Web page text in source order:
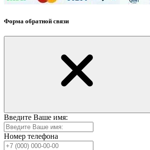
Форма обратной связи
Введите Ваше имя:
Номер телефона